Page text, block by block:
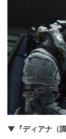
▼『ディアナ（